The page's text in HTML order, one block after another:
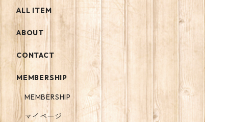
ALL ITEM
ABOUT
CONTACT
MEMBERSHIP
MEMBERSHIP
マイページ